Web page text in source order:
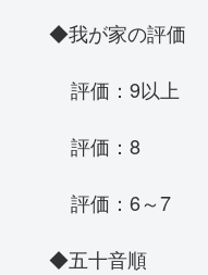
◆我が家の評価
評価：9以上
評価：8
評価：6～7
◆五十音順